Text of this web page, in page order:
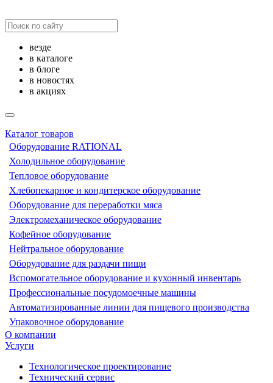
везде
в каталоге
в блоге
в новостях
в акциях
Каталог товаров
Оборудование RATIONAL
Холодильное оборудование
Тепловое оборудование
Хлебопекарное и кондитерское оборудование
Оборудование для переработки мяса
Электромеханическое оборудование
Кофейное оборудование
Нейтральное оборудование
Оборудование для раздачи пищи
Вспомогательное оборудование и кухонный инвентарь
Профессиональные посудомоечные машины
Автоматизированные линии для пищевого производства
Упаковочное оборудование
О компании
Услуги
Технологическое проектирование
Технический сервис